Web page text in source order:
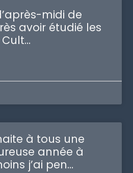
midi de
avoir étudié les
à tous une
année à
j’ai pen…